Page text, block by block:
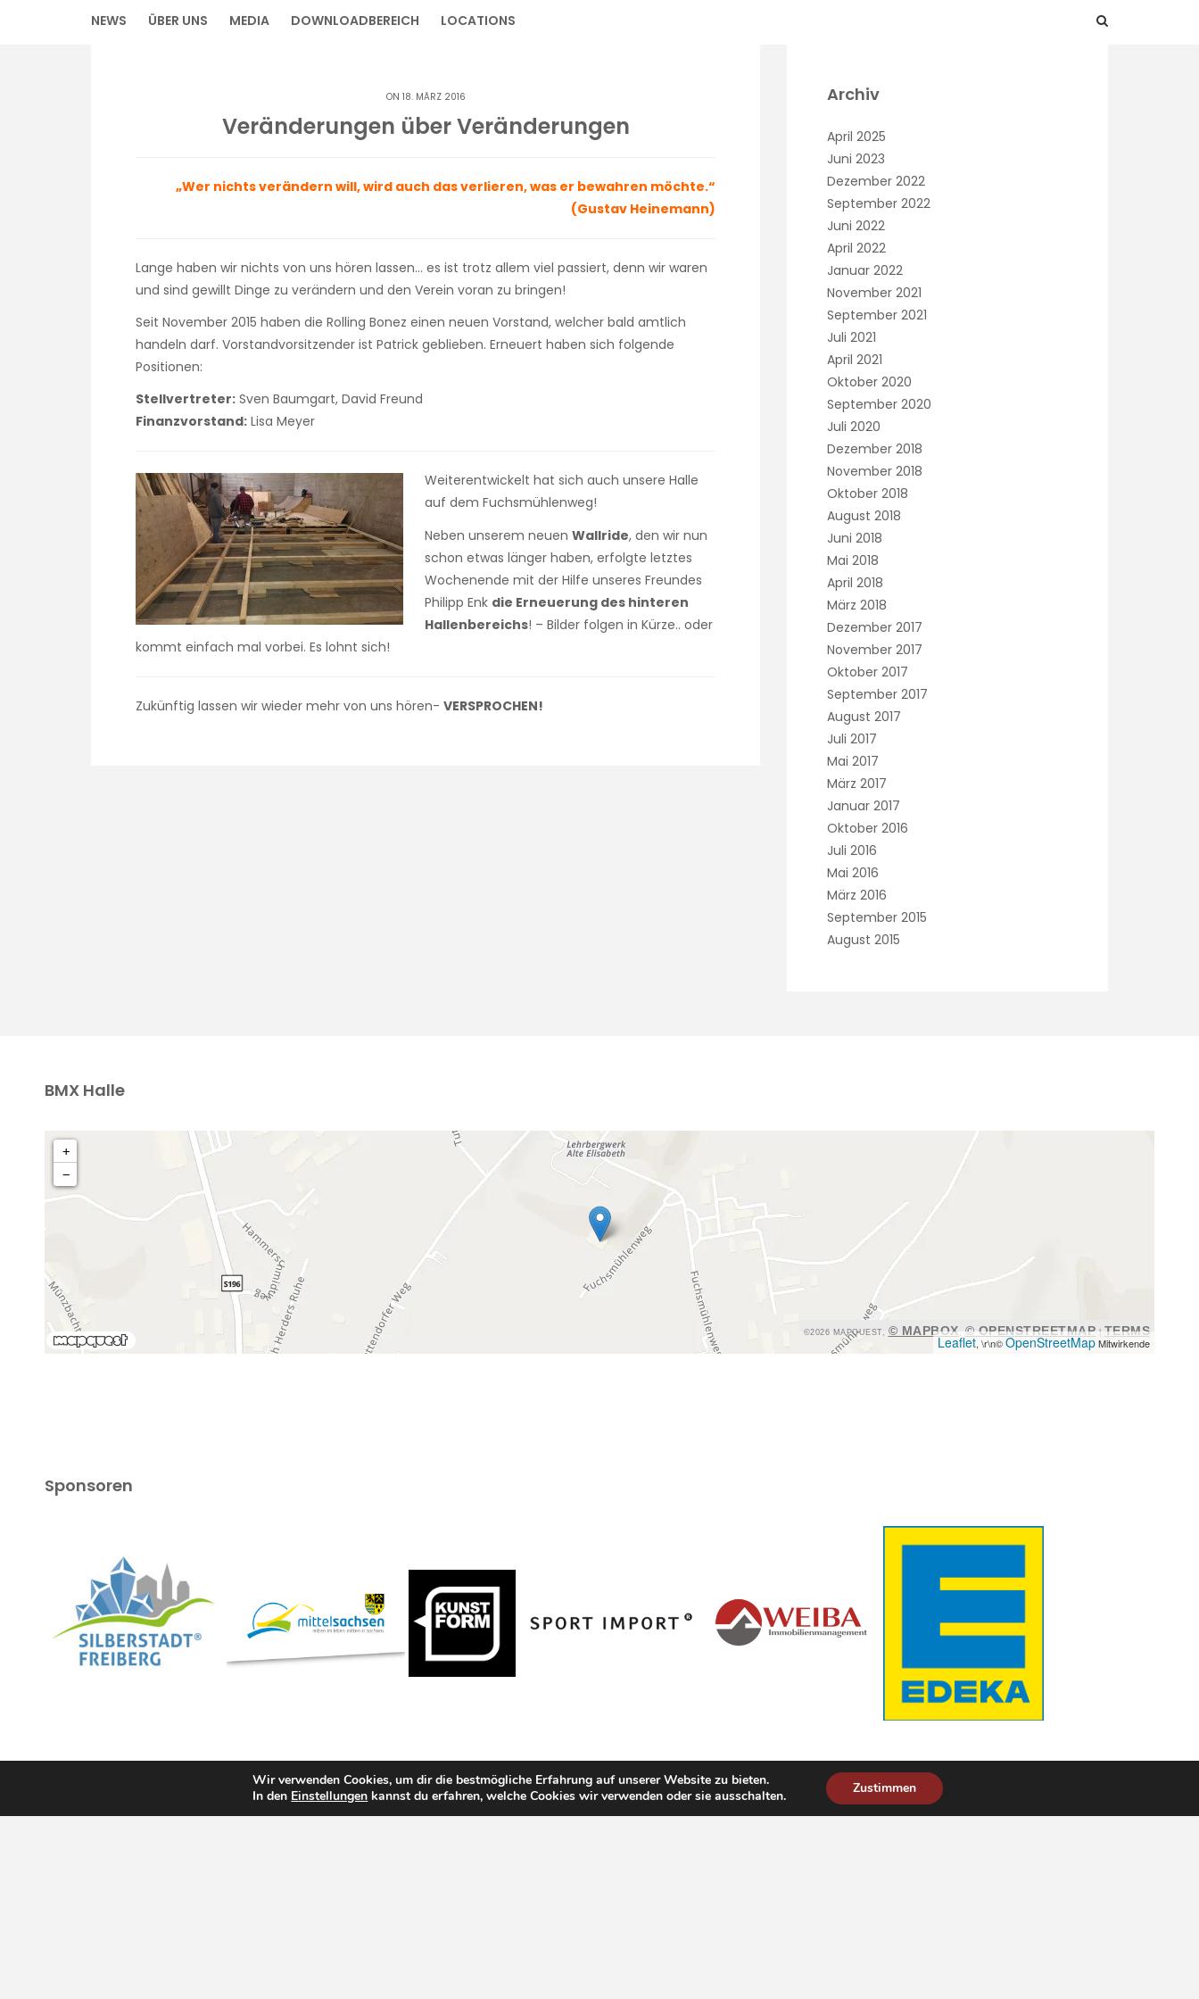
NEWS ÜBER UNS MEDIA DOWNLOADBEREICH LOCATIONS
ON 18. MÄRZ 2016
Veränderungen über Veränderungen
„Wer nichts verändern will, wird auch das verlieren, was er bewahren möchte.“
(Gustav Heinemann)
Lange haben wir nichts von uns hören lassen… es ist trotz allem viel passiert, denn wir waren
und sind gewillt Dinge zu verändern und den Verein voran zu bringen!
Seit November 2015 haben die Rolling Bonez einen neuen Vorstand, welcher bald amtlich
handeln darf. Vorstandvorsitzender ist Patrick geblieben. Erneuert haben sich folgende
Positionen:
Stellvertreter: Sven Baumgart, David Freund
Finanzvorstand: Lisa Meyer
Weiterentwickelt hat sich auch unsere Halle
auf dem Fuchsmühlenweg!
Neben unserem neuen Wallride, den wir nun
schon etwas länger haben, erfolgte letztes
Wochenende mit der Hilfe unseres Freundes
Philipp Enk die Erneuerung des hinteren
Hallenbereichs! – Bilder folgen in Kürze.. oder
kommt einfach mal vorbei. Es lohnt sich!
Zukünftig lassen wir wieder mehr von uns hören- VERSPROCHEN!
Archiv
April 2025
Juni 2023
Dezember 2022
September 2022
Juni 2022
April 2022
Januar 2022
November 2021
September 2021
Juli 2021
April 2021
Oktober 2020
September 2020
Juli 2020
Dezember 2018
November 2018
Oktober 2018
August 2018
Juni 2018
Mai 2018
April 2018
März 2018
Dezember 2017
November 2017
Oktober 2017
September 2017
August 2017
Juli 2017
Mai 2017
März 2017
Januar 2017
Oktober 2016
Juli 2016
Mai 2016
März 2016
September 2015
August 2015
BMX Halle
+
−
©2026 MAPQUEST, © MAPBOX © OPENSTREETMAP | TERMS
Leaflet, \r\n©OpenStreetMapMitwirkende
Sponsoren
Wir verwenden Cookies, um dir die bestmögliche Erfahrung auf unserer Website zu bieten.
In den Einstellungen kannst du erfahren, welche Cookies wir verwenden oder sie ausschalten. Zustimmen